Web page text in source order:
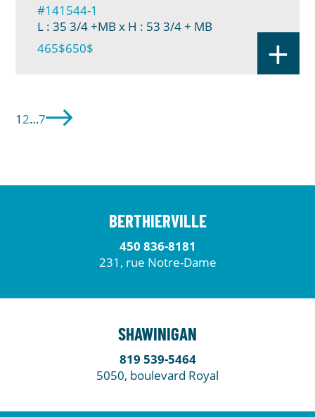
#141544-1
L : 35 3/4 +MB x H : 53 3/4 + MB
465$650$ +
12…7
BERTHIERVILLE
450 836-8181
231, rue Notre-Dame
SHAWINIGAN
819 539-5464
5050, boulevard Royal